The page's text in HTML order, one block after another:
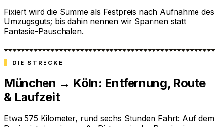
Fixiert wird die Summe als Festpreis nach Aufnahme des
Umzugsguts; bis dahin nennen wir Spannen statt
Fantasie-Pauschalen.
DIE STRECKE
München → Köln: Entfernung, Route
& Laufzeit
Etwa 575 Kilometer, rund sechs Stunden Fahrt: Auf dem